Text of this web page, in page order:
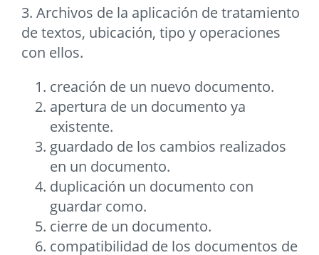
3. Archivos de la aplicación de tratamiento
de textos, ubicación, tipo y operaciones
con ellos.
creación de un nuevo documento.
apertura de un documento ya
existente.
guardado de los cambios realizados
en un documento.
duplicación un documento con
guardar como.
cierre de un documento.
compatibilidad de los documentos de